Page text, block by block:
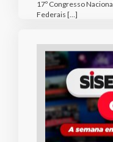
17º Congresso
Federais […]